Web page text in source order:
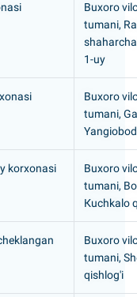
Buxoro
tumani,
1-uy
Buxoro
tumani,
korxonasi
Buxoro
tumani,
Кuchkalo
Buxoro
tumani,
qishlog'i